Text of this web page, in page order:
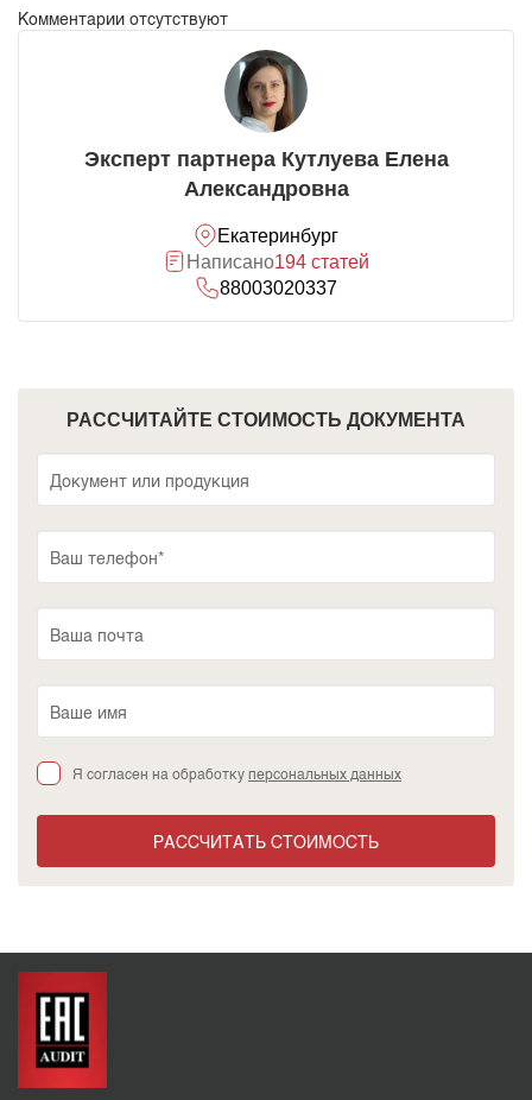
Комментарии отсутствуют
Эксперт партнера Кутлуева Елена
Александровна
Екатеринбург
Написано194 статей
88003020337
РАССЧИТАЙТЕ СТОИМОСТЬ ДОКУМЕНТА
Я согласен на обработкуперсональных данных
РАССЧИТАТЬ СТОИМОСТЬ